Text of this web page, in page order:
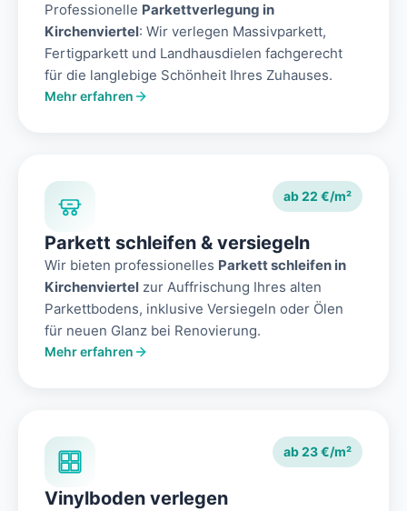
Professionelle Parkettverlegung in
Kirchenviertel: Wir verlegen Massivparkett,
Fertigparkett und Landhausdielen fachgerecht
für die langlebige Schönheit Ihres Zuhauses.
Mehr erfahren
ab 22 €/m²
Parkett schleifen & versiegeln
Wir bieten professionelles Parkett schleifen in
Kirchenviertel zur Auffrischung Ihres alten
Parkettbodens, inklusive Versiegeln oder Ölen
für neuen Glanz bei Renovierung.
Mehr erfahren
ab 23 €/m²
Vinylboden verlegen